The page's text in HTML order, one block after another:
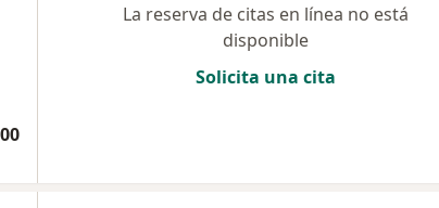
La reserva de citas en línea no está
disponible
Solicita una cita